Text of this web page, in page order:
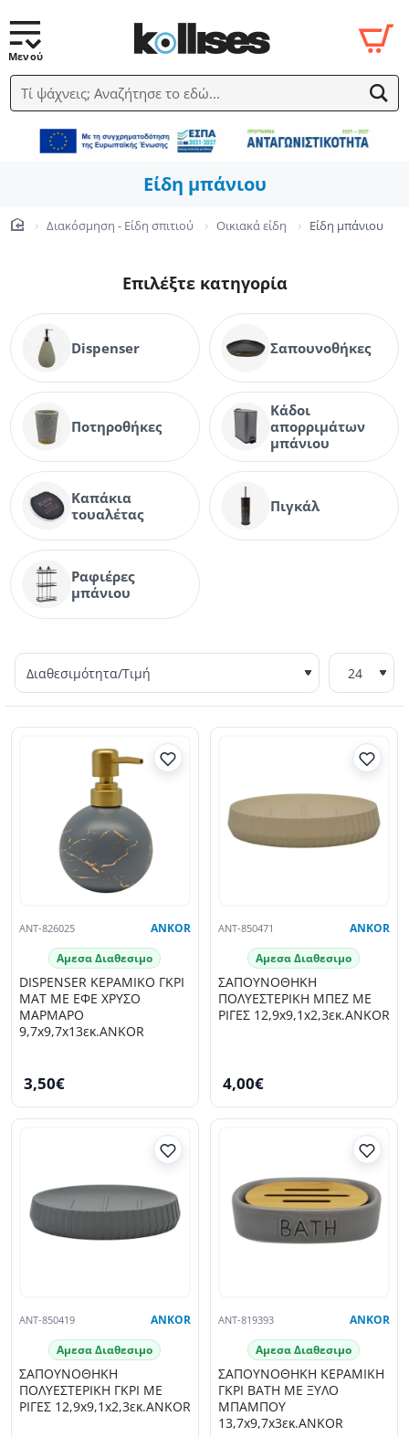
Τί ψάχνεις; Αναζήτησε το εδώ...
Είδη μπάνιου
Διακόσμηση - Είδη σπιτιού Οικιακά είδη Είδη μπάνιου
Επιλέξτε κατηγορία
Dispenser Σαπουνοθήκες
Ποτηροθήκες
Κάδοι
απορριμάτων
μπάνιου
Καπάκια
τουαλέτας
Πιγκάλ
Ραφιέρες
μπάνιου
ANT-826025 ANKOR
Αμεσα Διαθεσιμο
DISPENSER ΚΕΡΑΜΙΚΟ ΓΚΡΙ
ΜΑΤ ΜΕ ΕΦΕ ΧΡΥΣΟ
ΜΑΡΜΑΡΟ
9,7x9,7x13εκ.ANKOR
3,50€
ANT-850471 ANKOR
Αμεσα Διαθεσιμο
ΣΑΠΟΥΝΟΘΗΚΗ
ΠΟΛΥΕΣΤΕΡΙΚΗ ΜΠΕΖ ΜΕ
ΡΙΓΕΣ 12,9x9,1x2,3εκ.ANKOR
4,00€
ANT-850419 ANKOR
Αμεσα Διαθεσιμο
ΣΑΠΟΥΝΟΘΗΚΗ
ΠΟΛΥΕΣΤΕΡΙΚΗ ΓΚΡΙ ΜΕ
ΡΙΓΕΣ 12,9x9,1x2,3εκ.ANKOR
ANT-819393 ANKOR
Αμεσα Διαθεσιμο
ΣΑΠΟΥΝΟΘΗΚΗ ΚΕΡΑΜΙΚΗ
ΓΚΡΙ BATH ΜΕ ΞΥΛΟ
ΜΠΑΜΠΟY
13,7x9,7x3εκ.ANKOR